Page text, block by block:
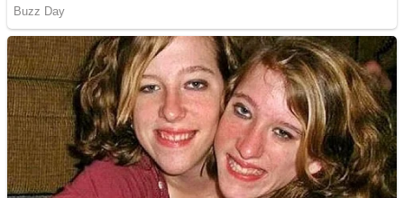
tipurile de împrumuturi
și obține bani urgent!
Curatare canapele
Bucuresti. Curatare